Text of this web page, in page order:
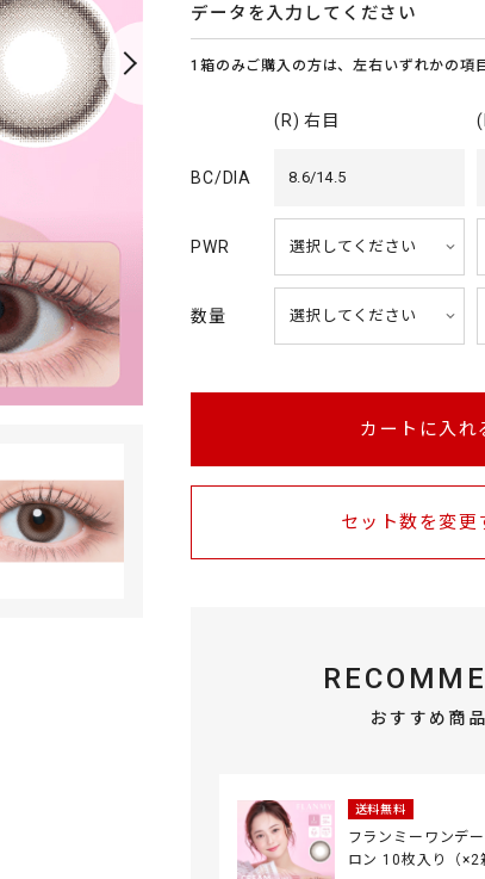
r
r
a
t
n
g
データを入力してください
1箱のみご購入の方は、左右いずれかの項
(R) 右目
BC/DIA 8.6/14.5
PWR
数量
カートに入れ
セット数を変更
おすすめ商品
送料無料
フランミーワンデ
ロン 10枚入り（×2